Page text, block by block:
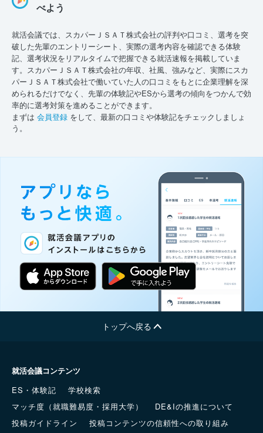
べよう
就活会議では、スカパーＪＳＡＴ株式会社の評判や口コミ、選考を突
破した先輩のエントリーシート、実際の選考内容を確認できる体験
記、選考状況をリアルタイムで把握できる就活速報を掲載していま
す。スカパーＪＳＡＴ株式会社の年収、社風、強みなど、実際にスカ
パーＪＳＡＴ株式会社で働いていた人の口コミをもとに企業理解を深
められるだけでなく、先輩の体験記やESから選考の傾向をつかんで効
率的に選考対策を進めることができます。
まずは 会員登録 をして、最新の口コミや体験記をチェックしましょ
う。
トップへ戻る
就活会議コンテンツ
ES・体験記
学校検索
マッチ度（就職難易度・採用大学）
DE&Iの推進について
投稿ガイドライン
投稿コンテンツの信頼性への取り組み